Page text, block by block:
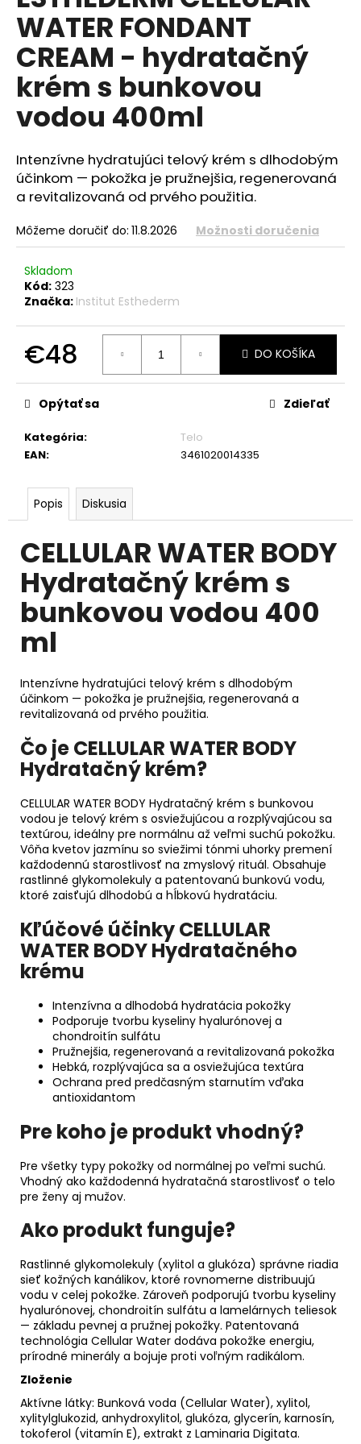
0,0
z
5
hviezdičiek.
WATER FONDANT
CREAM - hydratačný
krém s bunkovou
vodou 400ml
Intenzívne hydratujúci telový krém s dlhodobým
účinkom — pokožka je pružnejšia, regenerovaná
a revitalizovaná od prvého použitia.
Môžeme doručiť do: 11.8.2026 Možnosti doručenia
Skladom
Kód: 323
Značka: Institut Esthederm
€48
cena:
DO KOŠÍKA
Kategória:
Telo
EAN: 3461020014335
Opýtať sa Zdieľať
Popis Diskusia
CELLULAR WATER BODY
Hydratačný krém s
bunkovou vodou 400
ml
Intenzívne hydratujúci telový krém s dlhodobým
účinkom — pokožka je pružnejšia, regenerovaná a
revitalizovaná od prvého použitia.
Čo je CELLULAR WATER BODY
Hydratačný krém?
CELLULAR WATER BODY Hydratačný krém s bunkovou
vodou je telový krém s osviežujúcou a rozplývajúcou sa
textúrou, ideálny pre normálnu až veľmi suchú pokožku.
Vôňa kvetov jazmínu so sviežimi tónmi uhorky premení
každodennú starostlivosť na zmyslový rituál. Obsahuje
rastlinné glykomolekuly a patentovanú bunkovú vodu,
ktoré zaisťujú dlhodobú a hĺbkovú hydratáciu.
Kľúčové účinky CELLULAR
WATER BODY Hydratačného
krému
Intenzívna a dlhodobá hydratácia pokožky
Podporuje tvorbu kyseliny hyalurónovej a
chondroitín sulfátu
Pružnejšia, regenerovaná a revitalizovaná pokožka
Hebká, rozplývajúca sa a osviežujúca textúra
Ochrana pred predčasným starnutím vďaka
antioxidantom
Pre koho je produkt vhodný?
Pre všetky typy pokožky od normálnej po veľmi suchú.
Vhodný ako každodenná hydratačná starostlivosť o telo
pre ženy aj mužov.
Ako produkt funguje?
Rastlinné glykomolekuly (xylitol a glukóza) správne riadia
sieť kožných kanálikov, ktoré rovnomerne distribuujú
vodu v celej pokožke. Zároveň podporujú tvorbu kyseliny
hyalurónovej, chondroitín sulfátu a lamelárnych teliesok
— základu pevnej a pružnej pokožky. Patentovaná
technológia Cellular Water dodáva pokožke energiu,
prírodné minerály a bojuje proti voľným radikálom.
Zloženie
Aktívne látky: Bunková voda (Cellular Water), xylitol,
xylitylglukozid, anhydroxylitol, glukóza, glycerín, karnosín,
tokoferol (vitamín E), extrakt z Laminaria Digitata.
á
j
s
ť
?
HĽADAŤ
d
p
o
r
ú
č
a
m